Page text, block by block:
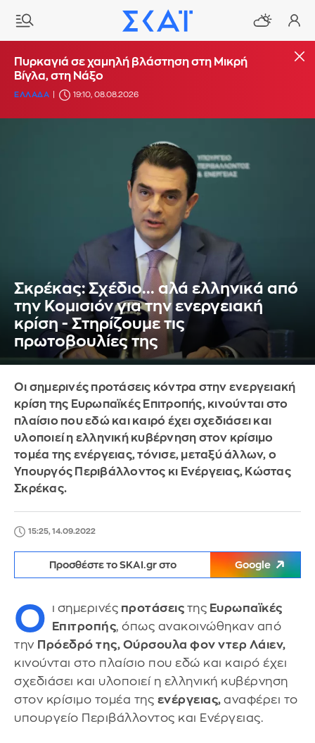
Πυρκαγιά σε χαμηλή βλάστηση στη Μικρή
Βίγλα, στη Νάξο
ΕΛΛΑΔΑ 19:10, 08.08.2026
Σκρέκας: Σχέδιο... αλά ελληνικά από
την Κομισιόν για την ενεργειακή
κρίση - Στηρίζουμε τις
πρωτοβουλίες της
Οι σημερινές προτάσεις κόντρα στην ενεργειακή
κρίση της Ευρωπαϊκές Επιτροπής, κινούνται στο
πλαίσιο που εδώ και καιρό έχει σχεδιάσει και
υλοποιεί η ελληνική κυβέρνηση στον κρίσιμο
τομέα της ενέργειας, τόνισε, μεταξύ άλλων, ο
Υπουργός Περιβάλλοντος κι Ενέργειας, Κώστας
Σκρέκας.
15:25, 14.09.2022
Προσθέστε το SKAI.gr στο Google
Ο ι σημερινές προτάσεις της Ευρωπαϊκές
Επιτροπής, όπως ανακοινώθηκαν από
την Πρόεδρό της, Ούρσουλα φον ντερ Λάιεν,
κινούνται στο πλαίσιο που εδώ και καιρό έχει
σχεδιάσει και υλοποιεί η ελληνική κυβέρνηση
στον κρίσιμο τομέα της ενέργειας, αναφέρει το
υπουργείο Περιβάλλοντος και Ενέργειας.